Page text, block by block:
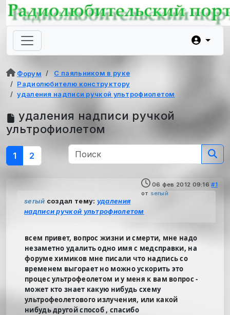
Форум
С паяльником в руке
Радиолюбителю конструктору
удаления надписи ручкой ультрофиолетом
удаления надписи ручкой
ультрофиолетом
1 2
06 фев 2012 09:16 #1
от serый
serый создал тему: удаления
надписи ручкой ультрофиолетом
всем привет, вопрос жизни и смерти, мне надо
незаметно удалить одно имя с медсправки, на
форуме химиков мне писали что надпись со
временем выгорает но можно ускорить это
процес ультрофеолетом и у меня к вам вопрос -
может кто знает какую нибудь схему
ультрофеолетового излучения, или какой
нибудь другой способ , спасибо